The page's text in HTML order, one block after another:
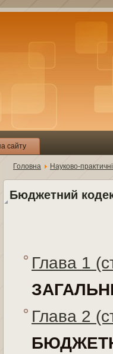
сайту
Головна Науково-
Бюджетний
Глава 1
Глава 2